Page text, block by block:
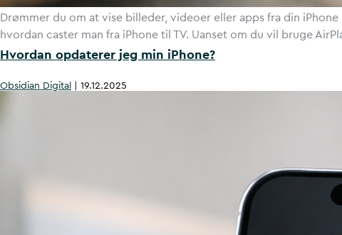
Drømmer du om at vise billeder, videoer eller apps fra din
hvordan caster man fra iPhone til TV. Uanset om du vil bruge
Hvordan opdaterer jeg min iPhone?
Obsidian Digital 19.12.2025